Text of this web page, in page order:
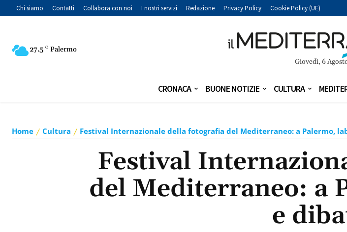
Chi siamo Contatti Collabora con noi I nostri servizi Redazione Privacy Policy Cookie Policy (UE)
27.5 C Palermo
Giovedì, 6
CRONACA BUONE NOTIZIE CULTURA
Home Cultura Festival Internazionale della fotografia del Mediterraneo: a Palermo,
Festival
del Mediterraneo: a
e